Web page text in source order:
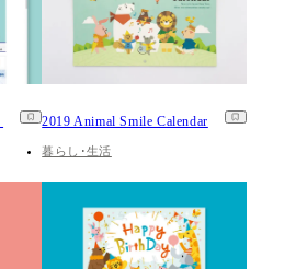
2019 Animal Smile Calendar
暮らし･生活